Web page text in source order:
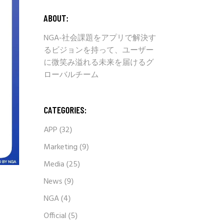
ABOUT:
NGA-社会課題をアプリで解決す
るビジョンを持って、ユーザー
に微笑み溢れる未来を届けるグ
ローバルチーム
CATEGORIES:
APP(32)
Marketing(9)
Media(25)
News(9)
NGA(4)
Official(5)